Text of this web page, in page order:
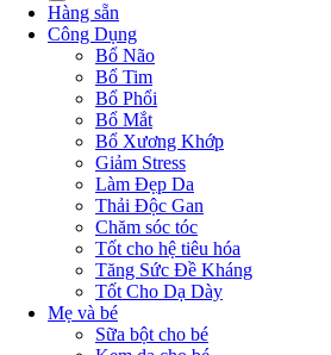
Hàng sẵn
Công Dụng
Bổ Não
Bổ Tim
Bổ Phổi
Bổ Mắt
Bổ Xương Khớp
Giảm Stress
Làm Đẹp Da
Thải Độc Gan
Chăm sóc tóc
Tốt cho hệ tiêu hóa
Tăng Sức Đề Kháng
Tốt Cho Dạ Dày
Mẹ và bé
Sữa bột cho bé